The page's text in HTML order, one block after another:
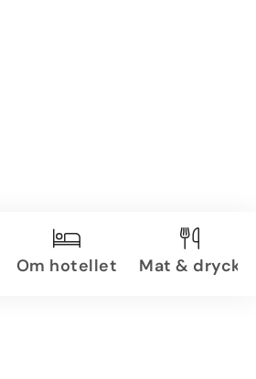
Om hotellet Mat & dryck